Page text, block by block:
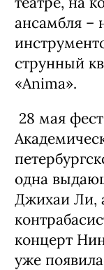
ансамбля –
струнный
«Anima».
28 мая
одна
Джихаи Ли,
концерт
уже